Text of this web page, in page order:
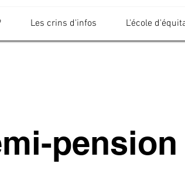
Les crins d'infos L'école
pension